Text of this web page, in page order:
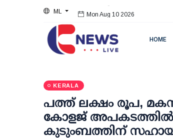
ML Mon Aug 10 2026
HOME
KERALA
പത്ത് ലക്ഷം രൂപ,
കോളജ് അപകടത്തില്‍
കുടുംബത്തിന്